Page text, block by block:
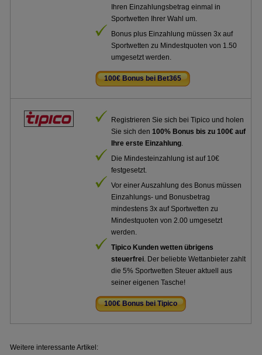
Ihren Einzahlungsbetrag einmal in
Sportwetten Ihrer Wahl um.
Bonus plus Einzahlung müssen 3x auf
Sportwetten zu Mindestquoten von 1.50
umgesetzt werden.
100€ Bonus bei Bet365
Registrieren Sie sich bei Tipico und holen
Sie sich den100% Bonus bis zu 100€ auf
Ihre erste Einzahlung.
Die Mindesteinzahlung ist auf 10€
festgesetzt.
Vor einer Auszahlung des Bonus müssen
Einzahlungs- und Bonusbetrag
mindestens 3x auf Sportwetten zu
Mindestquoten von 2.00 umgesetzt
werden.
Tipico Kunden wetten übrigens
steuerfrei. Der beliebte Wettanbieter zahlt
die 5% Sportwetten Steuer aktuell aus
seiner eigenen Tasche!
100€ Bonus bei Tipico
Weitere interessante Artikel: